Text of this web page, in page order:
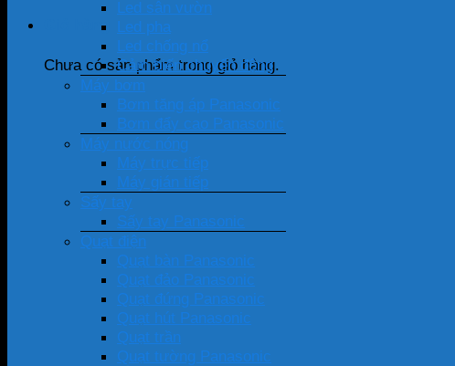
Giỏ hàng
Chưa có sản phẩm trong giỏ hàng.
Led sân vườn
Led pha
Led chống nổ
Cảm biến chuyển động
Máy bơm
Bơm tăng áp Panasonic
Bơm đẩy cao Panasonic
Máy nước nóng
Máy trực tiếp
Máy gián tiếp
Sấy tay
Sấy tay Panasonic
Quạt điện
Quạt bàn Panasonic
Quạt đảo Panasonic
Quạt đứng Panasonic
Quạt hút Panasonic
Quạt trần
Quạt tường Panasonic